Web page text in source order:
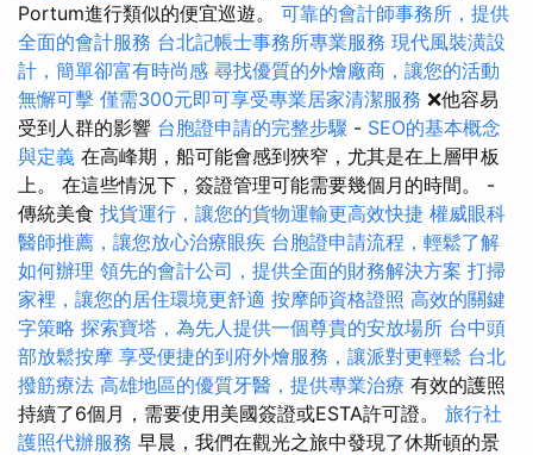
Portum進行類似的便宜巡遊。 可靠的會計師事務所，提供
全面的會計服務 台北記帳士事務所專業服務 現代風裝潢設
計，簡單卻富有時尚感 尋找優質的外燴廠商，讓您的活動
無懈可擊 僅需300元即可享受專業居家清潔服務 ❌他容易
受到人群的影響 台胞證申請的完整步驟 - SEO的基本概念
與定義 在高峰期，船可能會感到狹窄，尤其是在上層甲板
上。 在這些情況下，簽證管理可能需要幾個月的時間。 -
傳統美食 找貨運行，讓您的貨物運輸更高效快捷 權威眼科
醫師推薦，讓您放心治療眼疾 台胞證申請流程，輕鬆了解
如何辦理 領先的會計公司，提供全面的財務解決方案 打掃
家裡，讓您的居住環境更舒適 按摩師資格證照 高效的關鍵
字策略 探索寶塔，為先人提供一個尊貴的安放場所 台中頭
部放鬆按摩 享受便捷的到府外燴服務，讓派對更輕鬆 台北
撥筋療法 高雄地區的優質牙醫，提供專業治療 有效的護照
持續了6個月，需要使用美國簽證或ESTA許可證。 旅行社
護照代辦服務 早晨，我們在觀光之旅中發現了休斯頓的景